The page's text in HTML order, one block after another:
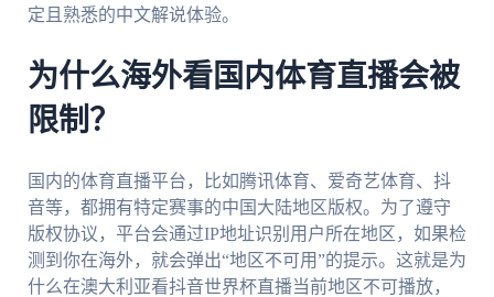
定且熟悉的中文解说体验。
为什么海外看国内体育直播会被
限制？
国内的体育直播平台，比如腾讯体育、爱奇艺体育、抖
音等，都拥有特定赛事的中国大陆地区版权。为了遵守
版权协议，平台会通过IP地址识别用户所在地区，如果检
测到你在海外，就会弹出“地区不可用”的提示。这就是为
什么在澳大利亚看抖音世界杯直播当前地区不可播放，